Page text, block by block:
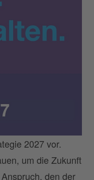
2027 vor.
um die Zukunft
den der